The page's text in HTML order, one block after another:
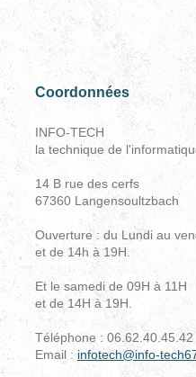
Coordonnées
INFO-TECH
la technique de
14 B rue des cerfs
67360 Langensoultzbach
Ouverture : du Lundi au
et de 14h à 19H.
Et le samedi de 09H à 11H
et de 14H à 19H.
Téléphone : 06.62.40.45.42
Email : infotech@info-